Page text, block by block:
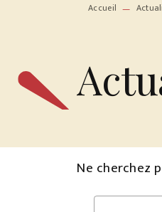
Accueil —
Ne cherchez